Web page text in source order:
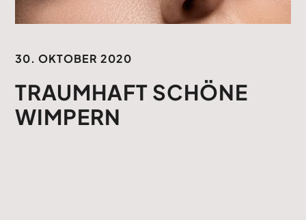
30. OKTOBER 2020
TRAUMHAFT SCHÖNE
WIMPERN